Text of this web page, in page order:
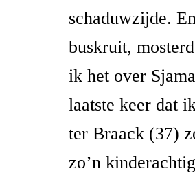
schaduwzijde.
buskruit,
ik het over
laatste keer dat
ter Braack (37)
zo’n